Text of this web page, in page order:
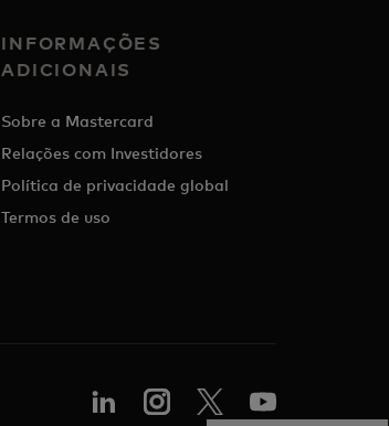
INFORMAÇÕES
ADICIONAIS
Sobre a Mastercard
Relações com Investidores
Política de privacidade global
Termos de uso